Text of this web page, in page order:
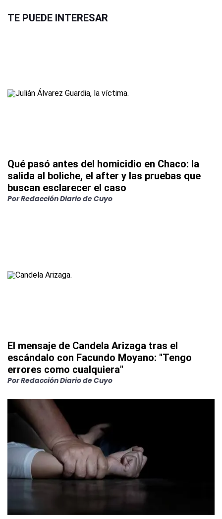
TE PUEDE INTERESAR
Qué pasó antes del homicidio en Chaco: la
salida al boliche, el after y las pruebas que
buscan esclarecer el caso
PorRedacción Diario de Cuyo
El mensaje de Candela Arizaga tras el
escándalo con Facundo Moyano: "Tengo
errores como cualquiera"
PorRedacción Diario de Cuyo